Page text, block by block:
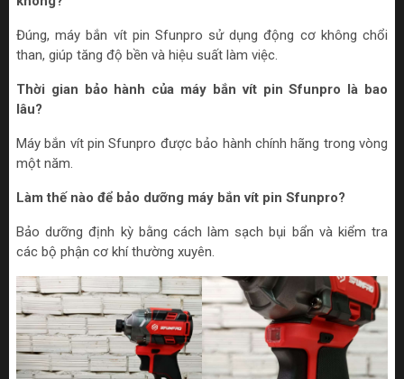
Đúng, máy bắn vít pin Sfunpro sử dụng động cơ không chổi
than, giúp tăng độ bền và hiệu suất làm việc.
Thời gian bảo hành của máy bắn vít pin Sfunpro là bao
lâu?
Máy bắn vít pin Sfunpro được bảo hành chính hãng trong vòng
một năm.
Làm thế nào để bảo dưỡng máy bắn vít pin Sfunpro?
Bảo dưỡng định kỳ bằng cách làm sạch bụi bẩn và kiểm tra
các bộ phận cơ khí thường xuyên.